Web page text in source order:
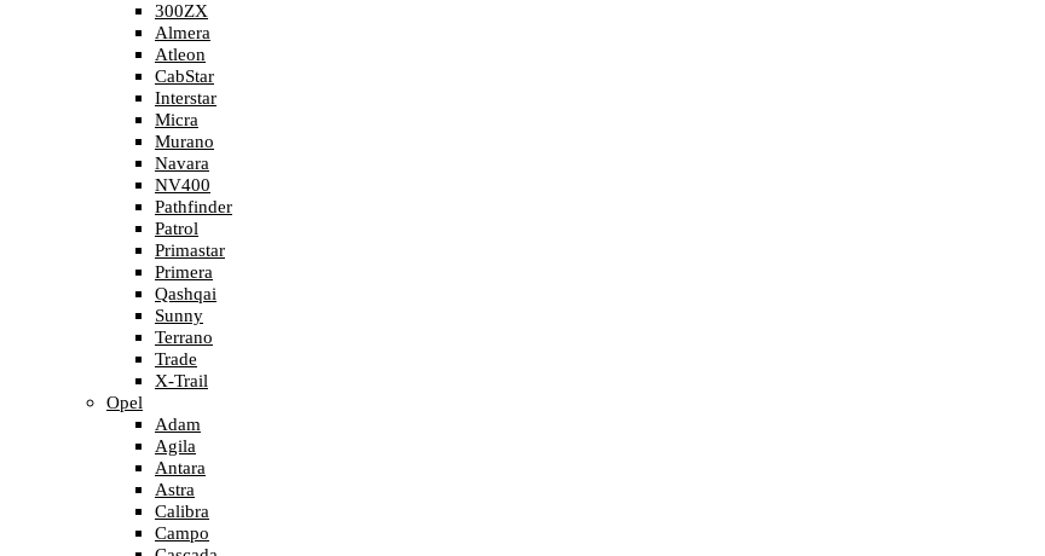
300ZX
Almera
Atleon
CabStar
Interstar
Micra
Murano
Navara
NV400
Pathfinder
Patrol
Primastar
Primera
Qashqai
Sunny
Terrano
Trade
X-Trail
Opel
Adam
Agila
Antara
Astra
Calibra
Campo